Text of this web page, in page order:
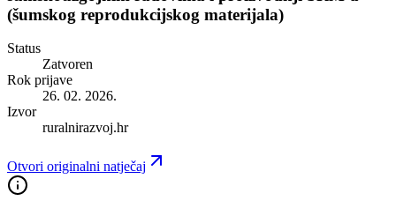
(šumskog reprodukcijskog materijala)
Status
Zatvoren
Rok prijave
26. 02. 2026.
Izvor
ruralnirazvoj.hr
Otvori originalni natječaj